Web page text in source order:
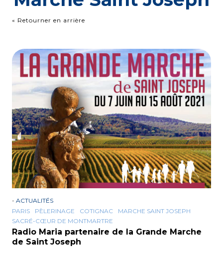
« Retourner en arrière
- ACTUALITÉS
PARIS
PÈLERINAGE COTIGNAC
MARCHE SAINT JOSEPH
SACRÉ-CŒUR DE MONTMARTRE
Radio Maria partenaire de la Grande Marche
de Saint Joseph